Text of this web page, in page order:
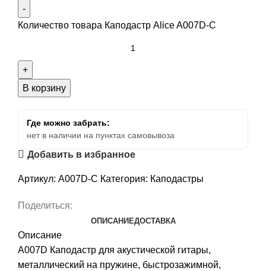
Количество товара Каподастр Alice A007D-C
В корзину
Где можно забрать:
нет в наличии на пунктах самовывоза
Добавить в избранное
Артикул: A007D-C Категория: Каподастры
Поделиться:
ОПИСАНИЕДОСТАВКА
Описание
A007D Каподастр для акустической гитары,
металлический на пружине, быстрозажимной,